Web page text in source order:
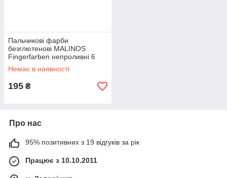
Пальчикові фарби
безглютенові MALINOS
Fingerfarben непроливні 6
кольорів
Немає в наявності
195 ₴
Про нас
95% позитивних з 19 відгуків за рік
Працює з 10.10.2011